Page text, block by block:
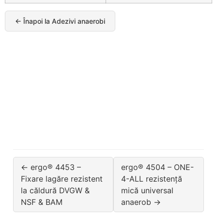
← Înapoi la Adezivi anaerobi
← ergo® 4453 –
Fixare lagăre rezistent
la căldură DVGW &
NSF & BAM
ergo® 4504 – ONE-
4-ALL rezistență
mică universal
anaerob →